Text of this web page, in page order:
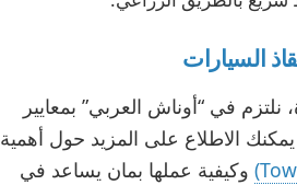
السيارات
في “أوناش العربي” بمعايير
يمكنك الاطلاع على المزيد حول أهمية
وكيفية عملها بمان يساعد في